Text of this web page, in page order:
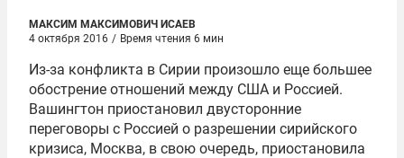
МАКСИМ МАКСИМОВИЧ ИСАЕВ
4 октября 2016 / Время чтения 6 мин
Из-за конфликта в Сирии произошло еще большее
обострение отношений между США и Россией.
Вашингтон приостановил двусторонние
переговоры с Россией о разрешении сирийского
кризиса, Москва, в свою очередь, приостановила